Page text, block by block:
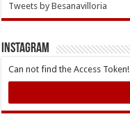
Tweets by Besanavilloria
INSTAGRAM
Can not find the Access Token!